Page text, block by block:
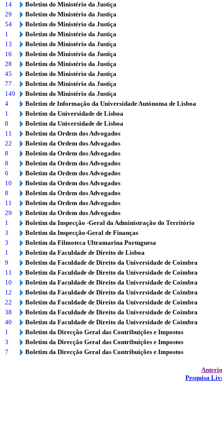
14
Boletim do Ministério da Justiça
29
Boletim do Ministério da Justiça
54
Boletim do Ministério da Justiça
1
Boletim do Ministério da Justiça
13
Boletim do Ministério da Justiça
16
Boletim do Ministério da Justiça
28
Boletim do Ministério da Justiça
45
Boletim do Ministério da Justiça
77
Boletim do Ministério da Justiça
149
Boletim do Ministério da Justiça
4
Boletim de Informação da Universidade Autónoma de Lisboa
1
Boletim da Universidade de Lisboa
8
Boletim da Universidade de Lisboa
11
Boletim da Ordem dos Advogados
22
Boletim da Ordem dos Advogados
8
Boletim da Ordem dos Advogados
8
Boletim da Ordem dos Advogados
6
Boletim da Ordem dos Advogados
10
Boletim da Ordem dos Advogados
8
Boletim da Ordem dos Advogados
11
Boletim da Ordem dos Advogados
29
Boletim da Ordem dos Advogados
1
Boletim da Inspecção -Geral da Administração do Território
3
Boletim da Inspecção-Geral de Finanças
3
Boletim da Filmoteca Ultramarina Portuguesa
1
Boletim da Faculdade de Direito de Lisboa
9
Boletim da Faculdade de Direito da Universidade de Coimbra
11
Boletim da Faculdade de Direito da Universidade de Coimbra
10
Boletim da Faculdade de Direito da Universidade de Coimbra
12
Boletim da Faculdade de Direito da Universidade de Coimbra
22
Boletim da Faculdade de Direito da Universidade de Coimbra
38
Boletim da Faculdade de Direito da Universidade de Coimbra
40
Boletim da Faculdade de Direito da Universidade de Coimbra
1
Boletim da Direcção Geral das Contribuições e Impostos
3
Boletim da Direcção Geral das Contribuições e Impostos
7
Boletim da Direcção Geral das Contribuições e Impostos
Pesquisa